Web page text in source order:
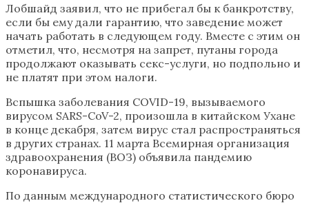
Лобшайд заявил, что не прибегал бы к банкротству,
если бы ему дали гарантию, что заведение может
начать работать в следующем году. Вместе с этим он
отметил, что, несмотря на запрет, путаны города
продолжают оказывать секс-услуги, но подпольно и
не платят при этом налоги.
Вспышка заболевания COVID-19, вызываемого
вирусом SARS-CoV-2, произошла в китайском Ухане
в конце декабря, затем вирус стал распространяться
в других странах. 11 марта Всемирная организация
здравоохранения (ВОЗ) объявила пандемию
коронавируса.
По данным международного статистического бюро